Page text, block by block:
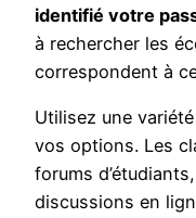
identifié votre
à rechercher les
correspondent à
Utilisez une
vos options. Les
forums
discussions en